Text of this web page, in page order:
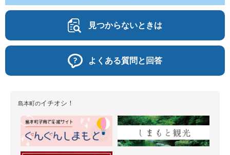
見つからないときは
よくある質問と回答
島本町のイチオシ！